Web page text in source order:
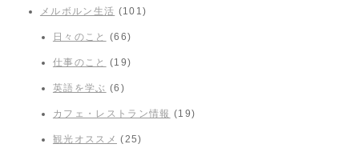
メルボルン生活 (101)
日々のこと (66)
仕事のこと (19)
英語を学ぶ (6)
カフェ・レストラン情報 (19)
観光オススメ (25)